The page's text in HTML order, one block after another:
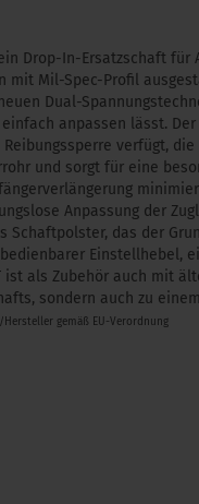
Drop-In-Ersatzschaft
mit Mil-Spec-Profil
Dual-
anpassen lässt.
verfügt,
und sorgt für eine
Anpassung der
Schaftpolster, das der
Einstellhebel,
ist als Zubehör auch mit
sondern auch zu
gemäß EU-Verordnung